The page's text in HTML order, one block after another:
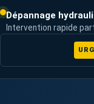
Dépannage
Intervention rapide